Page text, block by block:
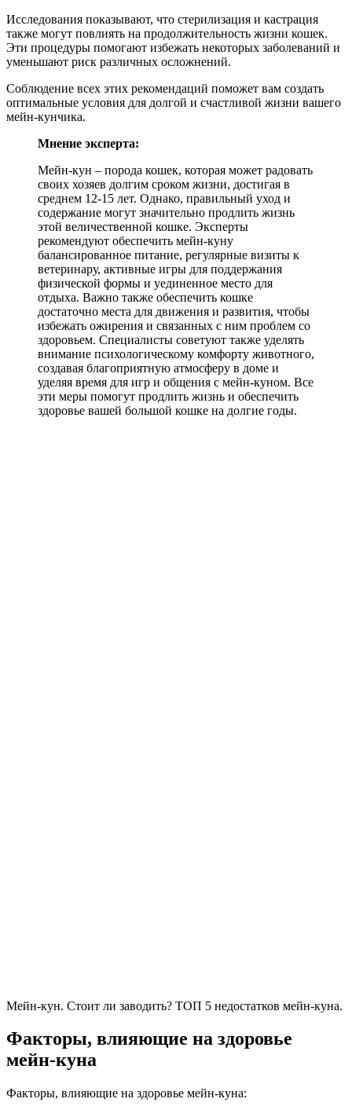
Исследования показывают, что стерилизация и кастрация
также могут повлиять на продолжительность жизни кошек.
Эти процедуры помогают избежать некоторых заболеваний и
уменьшают риск различных осложнений.
Соблюдение всех этих рекомендаций поможет вам создать
оптимальные условия для долгой и счастливой жизни вашего
мейн-кунчика.
Мнение эксперта:
Мейн-кун – порода кошек, которая может радовать
своих хозяев долгим сроком жизни, достигая в
среднем 12-15 лет. Однако, правильный уход и
содержание могут значительно продлить жизнь
этой величественной кошке. Эксперты
рекомендуют обеспечить мейн-куну
балансированное питание, регулярные визиты к
ветеринару, активные игры для поддержания
физической формы и уединенное место для
отдыха. Важно также обеспечить кошке
достаточно места для движения и развития, чтобы
избежать ожирения и связанных с ним проблем со
здоровьем. Специалисты советуют также уделять
внимание психологическому комфорту животного,
создавая благоприятную атмосферу в доме и
уделяя время для игр и общения с мейн-куном. Все
эти меры помогут продлить жизнь и обеспечить
здоровье вашей большой кошке на долгие годы.
Мейн-кун. Стоит ли заводить? ТОП 5 недостатков мейн-куна.
Факторы, влияющие на здоровье
мейн-куна
Факторы, влияющие на здоровье мейн-куна: